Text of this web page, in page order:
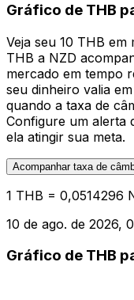
Gráfico de THB
Veja seu 10 THB
THB a NZD
mercado em tempo
seu dinheiro valia
quando a taxa de
Configure um alerta
ela atingir sua meta.
Acompanhar taxa de
1 THB = 0,0514296
10 de ago. de 2026,
Gráfico de THB